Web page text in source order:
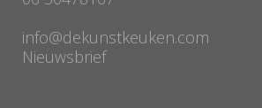
info@dekunstkeuken.com
Nieuwsbrief